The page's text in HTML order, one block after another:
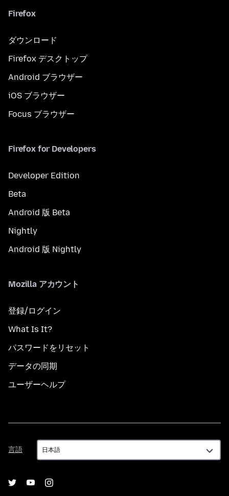
Firefox
ダウンロード
Firefox デスクトップ
Android ブラウザー
iOS ブラウザー
Focus ブラウザー
Firefox for Developers
Developer Edition
Beta
Android 版 Beta
Nightly
Android 版 Nightly
Mozilla アカウント
登録/ログイン
What Is It?
パスワードをリセット
データの同期
ユーザーヘルプ
言語
言
語